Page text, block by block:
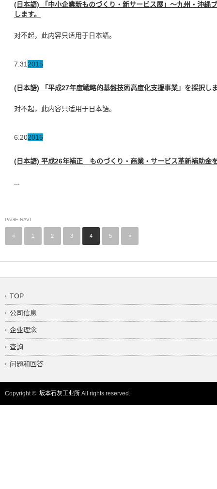
(日本語) 「中小企業新ものづくり・新サービス展」～九州・沖縄
します。
对不起，此内容只适用于日本語。
7.31 2015
(日本語) 「平成27年度戦略的基盤技術高度化支援事業」を採択し
对不起，此内容只适用于日本語。
6.202015
(日本語) 平成26年補正 ものづくり・商業・サービス革新補助金
PAGE NAVI
« 1 2 3 4 5 »
TOP
公司信息
企业理念
查詢
问题和回答
Copyright © 坂本石灰工业所 All rights reserved.